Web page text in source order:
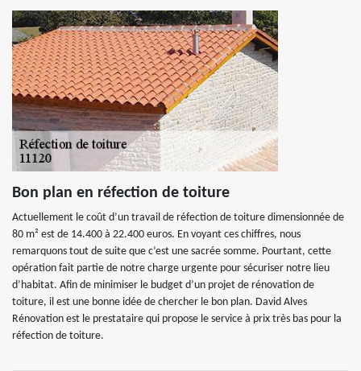
Bon plan en réfection de toiture
Actuellement le coût d’un travail de réfection de toiture dimensionnée de
80 m² est de 14.400 à 22.400 euros. En voyant ces chiffres, nous
remarquons tout de suite que c’est une sacrée somme. Pourtant, cette
opération fait partie de notre charge urgente pour sécuriser notre lieu
d’habitat. Afin de minimiser le budget d’un projet de rénovation de
toiture, il est une bonne idée de chercher le bon plan. David Alves
Rénovation est le prestataire qui propose le service à prix très bas pour la
réfection de toiture.